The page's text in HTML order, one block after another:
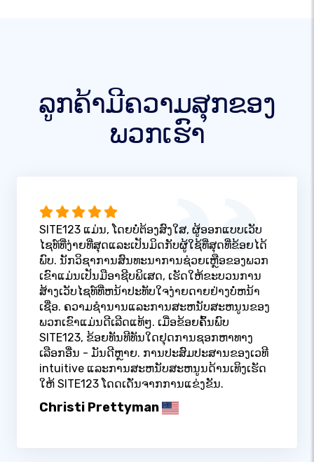
ລູກຄ້າມີຄວາມສຸກຂອງ
ພວກເຮົາ
SITE123 ແມ່ນ, ໂດຍບໍ່ຕ້ອງສົງໃສ, ຜູ້ອອກແບບເວັບ
ໄຊທ໌ທີ່ງ່າຍທີ່ສຸດແລະເປັນມິດກັບຜູ້ໃຊ້ທີ່ສຸດທີ່ຂ້ອຍໄດ້
ພົບ. ນັກວິຊາການສົນທະນາການຊ່ວຍເຫຼືອຂອງພວກ
ເຂົາແມ່ນເປັນມືອາຊີບພິເສດ, ເຮັດໃຫ້ຂະບວນການ
ສ້າງເວັບໄຊທ໌ທີ່ຫນ້າປະທັບໃຈງ່າຍດາຍຢ່າງບໍ່ຫນ້າ
ເຊື່ອ. ຄວາມຊໍານານແລະການສະຫນັບສະຫນູນຂອງ
ພວກເຂົາແມ່ນດີເລີດແທ້ໆ. ເມື່ອຂ້ອຍຄົ້ນພົບ
SITE123, ຂ້ອຍທັນທີທັນໃດຢຸດການຊອກຫາທາງ
ເລືອກອື່ນ - ມັນດີຫຼາຍ. ການປະສົມປະສານຂອງເວທີ
intuitive ແລະການສະຫນັບສະຫນູນດ້ານເທິງເຮັດ
ໃຫ້ SITE123 ໂດດເດັ່ນຈາກການແຂ່ງຂັນ.
Christi Prettyman